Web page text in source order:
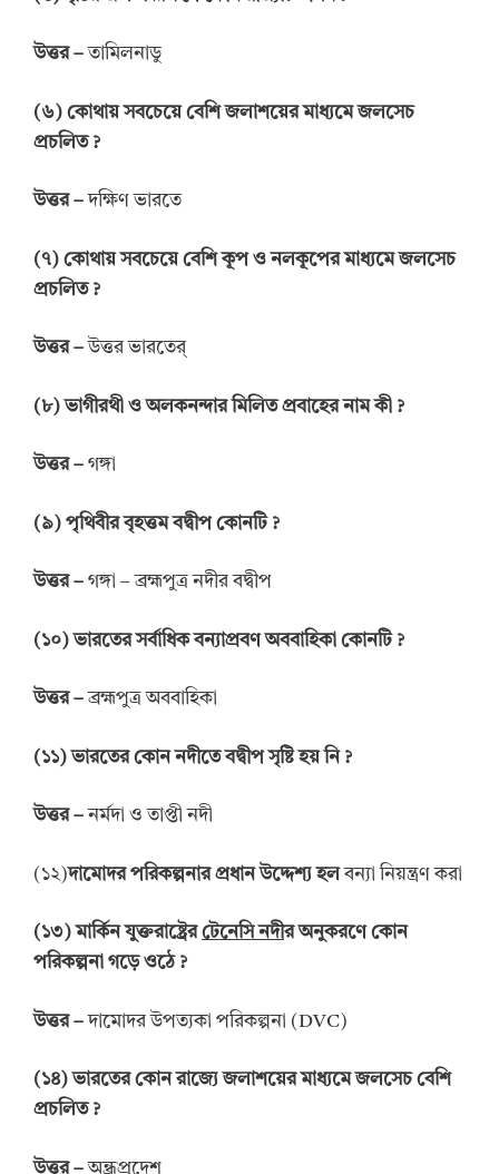
উত্তর–তামিলনাডু
(৬) কোথায় সবচেয়ে বেশি জলাশয়ের মাধ্যমে জলসেচ
প্রচলিত?
উত্তর–দক্ষিণ ভারতে
(৭) কোথায় সবচেয়ে বেশি কূপ ও নলকূপের মাধ্যমে জলসেচ
প্রচলিত ?
উত্তর–উত্তর ভারতের্
(৮)ভাগীরথী ও অলকনন্দার মিলিত প্রবাহের নাম কী ?
উত্তর– গঙ্গা
(৯) পৃথিবীর বৃহত্তম বদ্বীপ কোনটি?
উত্তর– গঙ্গা – ব্রহ্মপুত্র নদীর বদ্বীপ
(১০)ভারতের সর্বাধিক বন্যাপ্রবণ অববাহিকা কোনটি?
উত্তর–ব্রহ্মপুত্র অববাহিকা
(১১)ভারতের কোন নদীতে বদ্বীপ সৃষ্টি হয় নি?
উত্তর–নর্মদা ও তাপ্তী নদী
(১২)দামোদর পরিকল্পনার প্রধান উদ্দেশ্য হলবন্যা নিয়ন্ত্রণ করা
(১৩ )মার্কিন যুক্তরাষ্ট্রেরটেনেসি নদীর অনুকরণে কোন
পরিকল্পনা গড়ে ওঠে ?
উত্তর–দামোদর উপত্যকা পরিকল্পনা (DVC)
(১৪)ভারতের কোন রাজ্যে জলাশয়ের মাধ্যমে জলসেচ বেশি
প্রচলিত?
উত্তর–অন্ধ্রপ্রদেশ